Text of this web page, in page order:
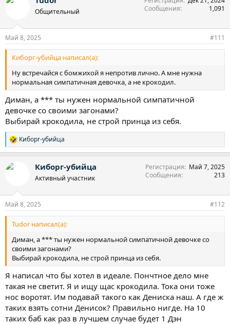
Общительный
Сообщения
1,091
Май 8, 2025 #111
Киборг-убийца написал(а):
Ну встречайся с бомжихой я непротив лично. А мне нужна
нормальная симпатичная девочка, а не крокодил.
Диман, а *** ты нужен нормальной симпатичной
девочке со своими загонами?
Выбирай крокодила, не строй принца из себя.
Р
е
к
Киборг-убийца
Киборг-убийца
Активный участник
Регистрация
Май 7, 2025
Сообщения
213
Май 8, 2025 #112
Tudor написал(а):
Диман, а *** ты нужен нормальной симпатичной девочке со
своими загонами?
Выбирай крокодила, не строй принца из себя.
Я написал что бы хотел в идеале. Пончтное дело мне
такая не светит. Я и ищу щас крокодила. Тока они тоже
нос воротят. Им подавай такого как Дениска наш. А где ж
таких взять сотни Денисок? Правильно нигде. На 10
таких баб как раз в лучшем случае будет 1 Дэн